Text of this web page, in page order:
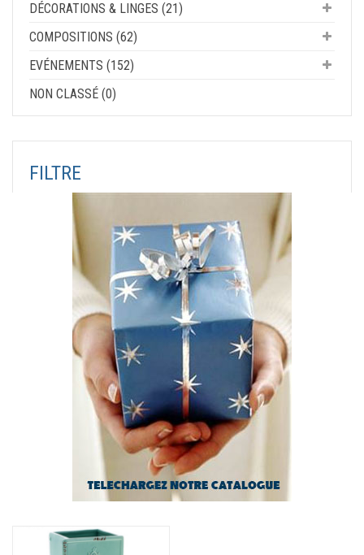
DÉCORATIONS & LINGES (21)
COMPOSITIONS (62)
EVÉNEMENTS (152)
NON CLASSÉ (0)
FILTRE